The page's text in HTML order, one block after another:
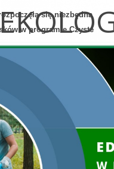
się niezbędna
w programie Czyste
wypłata
Powietrze wróci na wiosnę
finansowania.